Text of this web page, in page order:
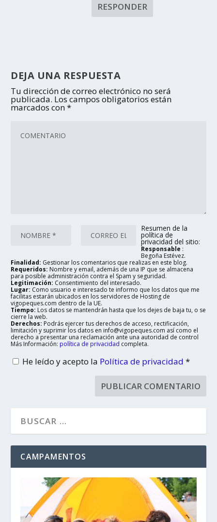
RESPONDER
DEJA UNA RESPUESTA
Tu dirección de correo electrónico no será
publicada. Los campos obligatorios están
marcados con*
Resumen de la
política de
privacidad del sitio:
Responsable :
Begoña Estévez.
Finalidad: Gestionar los comentarios que realizas en este blog.
Requeridos: Nombre y email, además de una IP que se almacena
para posible administración contra el Spam y seguridad.
Legitimación: Consentimiento del interesado.
Lugar: Como usuario e interesado te informo que los datos que me
facilitas estarán ubicados en los servidores de Hosting de
vigopeques.com dentro de la UE.
Tiempo: Los datos se mantendrán hasta que los dejes de baja tu, o se
cierre la web.
Derechos: Podrás ejercer tus derechos de acceso, rectificación,
limitación y suprimir los datos en info@vigopeques.com así como el
derecho a presentar una reclamación ante una autoridad de control
Más Información: política de privacidad completa.
He leído y acepto la Política de privacidad*
CAMPAMENTOS